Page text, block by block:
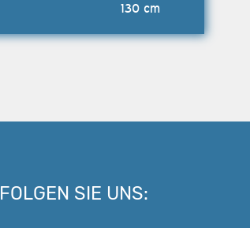
130 cm
FOLGEN SIE UNS: